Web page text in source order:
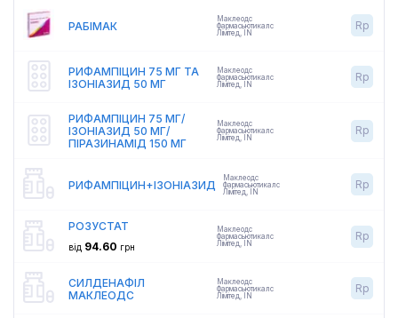
РАБІМАК
Маклеодс
Фармасьютикалс
Лімітед
IN
Rp
РИФАМПІЦИН 75 МГ ТА
ІЗОНІАЗИД 50 МГ
Маклеодс
Фармасьютикалс
Лімітед
IN
Rp
РИФАМПІЦИН 75 МГ/
ІЗОНІАЗИД 50 МГ/
ПІРАЗИНАМІД 150 МГ
Маклеодс
Фармасьютикалс
Лімітед, IN
Rp
РИФАМПІЦИН+ІЗОНІАЗИД
Маклеодс
Фармасьютикалс
Лімітед
IN
Rp
РОЗУСТАТ
від 94.60 грн
Маклеодс
Фармасьютикалс
Лімітед, IN
Rp
СИЛДЕНАФІЛ
МАКЛЕОДС
Маклеодс
Фармасьютикалс
Лімітед
IN
Rp